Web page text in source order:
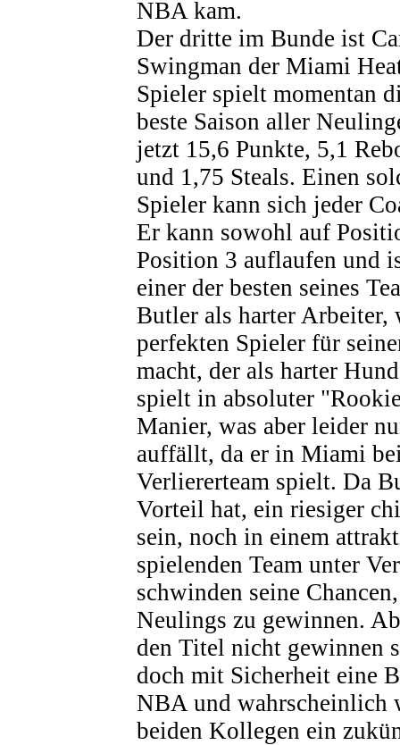
NBA kam.
Der dritte im Bunde ist
Swingman der Miami
Spieler spielt momentan
beste Saison aller
jetzt 15,6 Punkte, 5,1
und 1,75 Steals. Einen
Spieler kann sich jeder
Er kann sowohl auf
Position 3 auflaufen und
einer der besten seines
Butler als harter Arbeiter,
perfekten Spieler für
macht, der als harter
spielt in absoluter
Manier, was aber leider
auffällt, da er in Miami
Verliererteam spielt. Da
Vorteil hat, ein riesiger
sein, noch in einem
spielenden Team unter
schwinden seine
Neulings zu gewinnen.
den Titel nicht gewinnen
doch mit Sicherheit eine
NBA und wahrscheinlich
beiden Kollegen ein